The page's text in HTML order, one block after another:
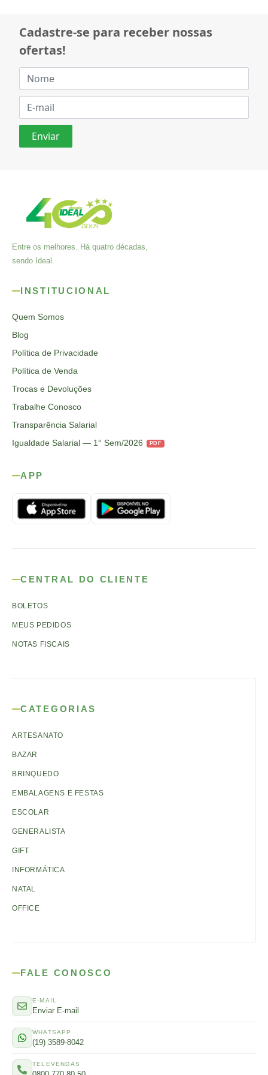
Cadastre-se para receber nossas
ofertas!
Entre os melhores. Há quatro décadas,
sendo Ideal.
INSTITUCIONAL
Quem Somos
Blog
Política de Privacidade
Política de Venda
Trocas e Devoluções
Trabalhe Conosco
Transparência Salarial
Igualdade Salarial — 1° Sem/2026
PDF
APP
CENTRAL DO CLIENTE
BOLETOS
MEUS PEDIDOS
NOTAS FISCAIS
CATEGORIAS
ARTESANATO
BAZAR
BRINQUEDO
EMBALAGENS E FESTAS
ESCOLAR
GENERALISTA
GIFT
INFORMÁTICA
NATAL
OFFICE
FALE CONOSCO
E-MAIL
Enviar E-mail
WHATSAPP
(19) 3589-8042
TELEVENDAS